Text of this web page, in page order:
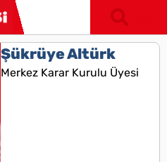
Şükrüye Altürk
Merkez Karar Kurulu Üyesi